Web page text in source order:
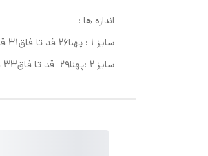
اندازه ها‌ :
سایز ۱ : پهنا۲۶ قد تا فاق۳۱ قد لباس ۴۲
سایز ۲ :پهنا۲۹ قد تا فاق۳۳ قد لباس ۴۵